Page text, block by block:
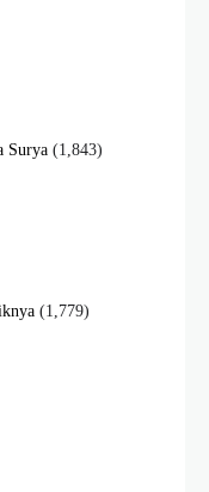
Surya (1,843)
(1,779)